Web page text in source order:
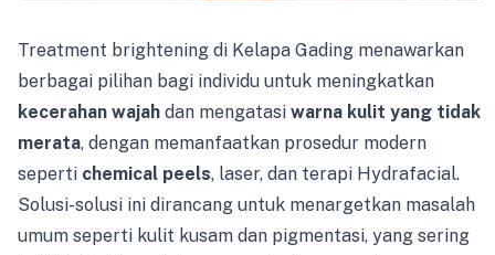
Treatment brightening di Kelapa Gading menawarkan
berbagai pilihan bagi individu untuk meningkatkan
kecerahan wajah dan mengatasi warna kulit yang tidak
merata, dengan memanfaatkan prosedur modern
seperti chemical peels, laser, dan terapi Hydrafacial.
Solusi-solusi ini dirancang untuk menargetkan masalah
umum seperti kulit kusam dan pigmentasi, yang sering